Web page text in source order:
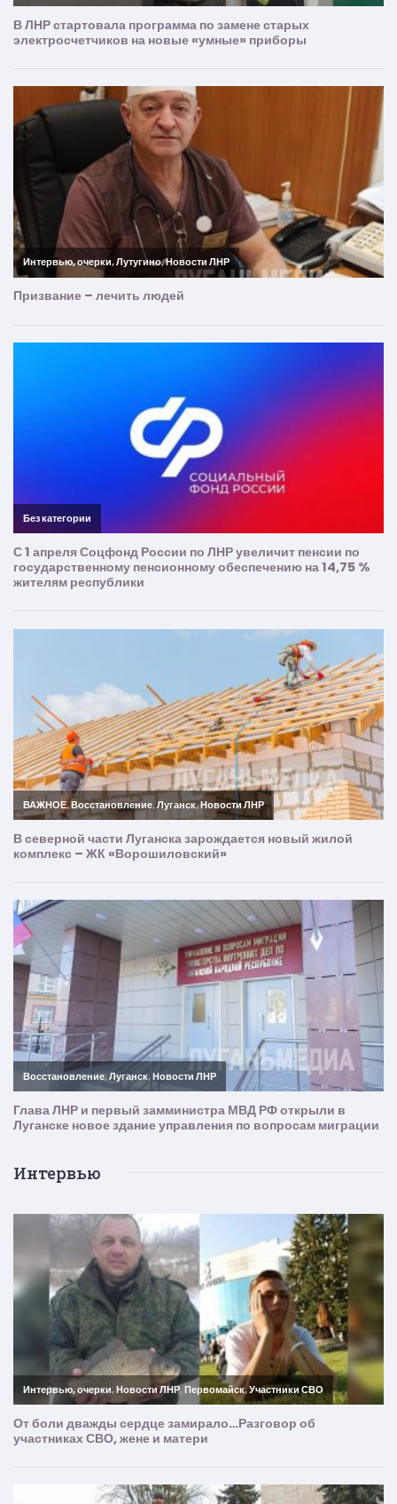
Интервью